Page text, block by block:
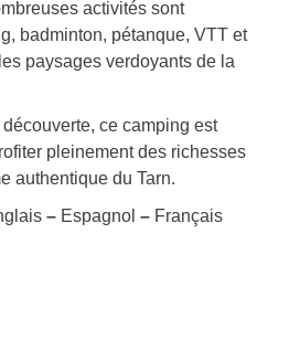
activités sont
badminton, pétanque, VTT et
paysages verdoyants de la
ce camping est
pleinement des richesses
authentique du Tarn.
– Espagnol – Français